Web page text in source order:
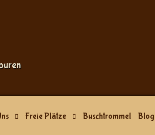
Freie Plätze Buschtrommel Blog